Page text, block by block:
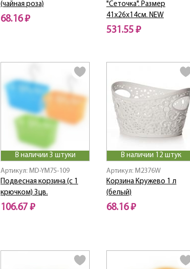
(чайная роза)
68.16 ₽
"Сеточка". Размер
41х26х14см. NEW
531.55 ₽
В наличии 3 штуки
Артикул: MD-YM75-109
Подвесная корзина (с 1
крючком) 3цв.
106.67 ₽
В наличии 12 штук
Артикул: M2376W
Корзина Кружево 1 л
(белый)
68.16 ₽